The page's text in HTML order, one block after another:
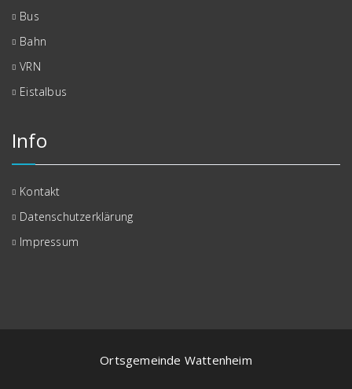
Bus
Bahn
VRN
Eistalbus
Info
Kontakt
Datenschutzerklärung
Impressum
Ortsgemeinde Wattenheim